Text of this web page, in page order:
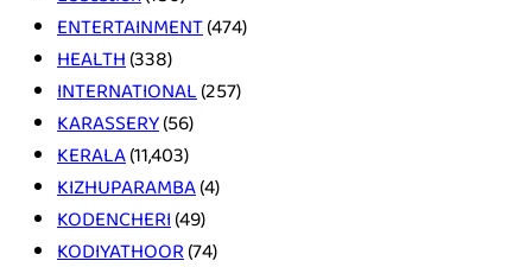
ENTERTAINMENT(474)
HEALTH(338)
INTERNATIONAL(257)
KARASSERY(56)
KERALA(11,403)
KIZHUPARAMBA(4)
KODENCHERI(49)
KODIYATHOOR(74)